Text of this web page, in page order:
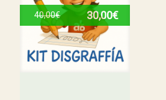
40,00€ 30,00€